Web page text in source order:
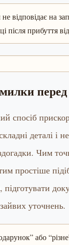
відповідає на
після прибуття
спосіб
деталі і
Чим
простіше
підготувати
уточнень.
або